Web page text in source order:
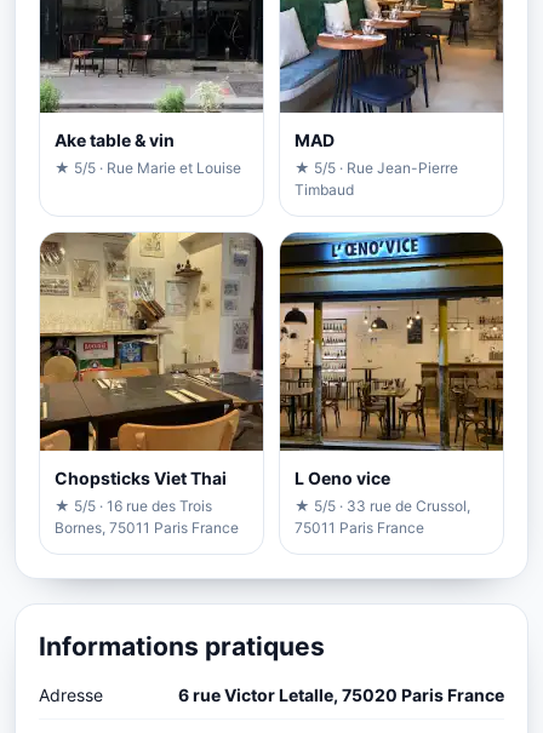
Ake table & vin
★ 5/5 · Rue Marie et Louise
MAD
★ 5/5 · Rue Jean-Pierre
Timbaud
Chopsticks Viet Thai
★ 5/5 · 16 rue des Trois
Bornes, 75011 Paris France
L Oeno vice
★ 5/5 · 33 rue de Crussol,
75011 Paris France
Informations pratiques
Adresse 6 rue Victor Letalle, 75020 Paris France